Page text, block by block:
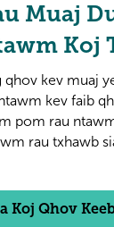
Muaj
Koj
kev muaj
kev faib
pom rau
rau txhawb
Koj Qhov